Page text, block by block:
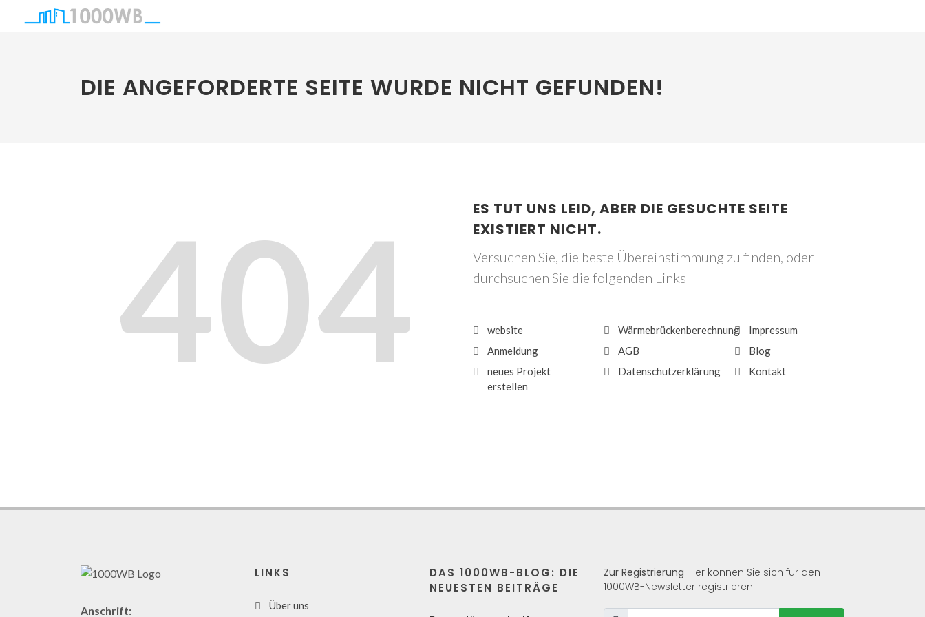
DIE ANGEFORDERTE SEITE WURDE NICHT GEFUNDEN!
404
ES TUT UNS LEID, ABER DIE GESUCHTE SEITE
EXISTIERT NICHT.
Versuchen Sie, die beste Übereinstimmung zu finden, oder
durchsuchen Sie die folgenden Links
website
Anmeldung
neues Projekt
erstellen
Wärmebrückenberechnung
AGB
Datenschutzerklärung
Impressum
Blog
Kontakt
Anschrift:
LINKS
Über uns
DAS 1000WB-BLOG: DIE
NEUESTEN BEITRÄGE
Zur Registrierung Hier können Sie sich für den
1000WB-Newsletter registrieren.: